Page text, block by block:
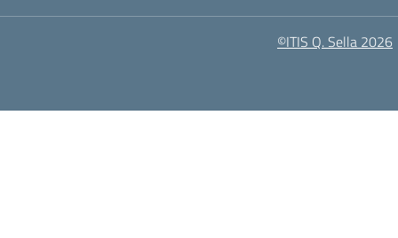
©ITIS Q. Sella 2026